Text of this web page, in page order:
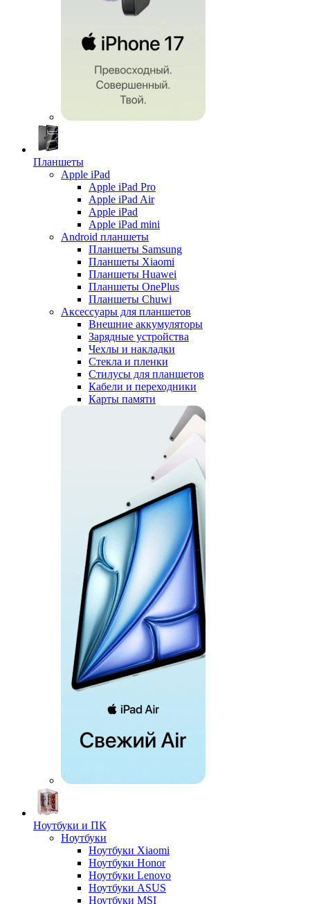
Планшеты
Apple iPad
Apple iPad Pro
Apple iPad Air
Apple iPad
Apple iPad mini
Android планшеты
Планшеты Samsung
Планшеты Xiaomi
Планшеты Huawei
Планшеты OnePlus
Планшеты Chuwi
Аксессуары для планшетов
Внешние аккумуляторы
Зарядные устройства
Чехлы и накладки
Стекла и пленки
Стилусы для планшетов
Кабели и переходники
Карты памяти
Ноутбуки и ПК
Ноутбуки
Ноутбуки Xiaomi
Ноутбуки Honor
Ноутбуки Lenovo
Ноутбуки ASUS
Ноутбуки MSI